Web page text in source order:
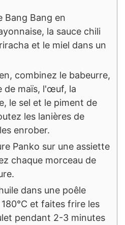
Bang Bang en
la sauce chili
et le miel dans un
combinez le babeurre,
de maïs, l'œuf, la
le sel et le piment de
les lanières de
enrober.
Panko sur une assiette
chaque morceau de
dans une poêle
et faites frire les
pendant 2-3 minutes